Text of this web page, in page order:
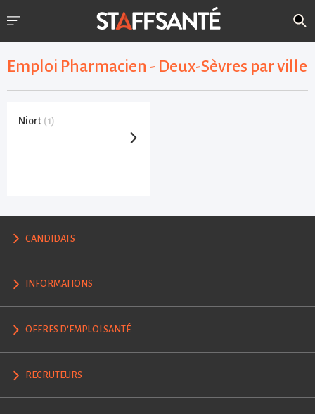
Emploi Pharmacien - Deux-Sèvres par ville
Niort (1)
CANDIDATS
INFORMATIONS
OFFRES D'EMPLOI SANTÉ
RECRUTEURS